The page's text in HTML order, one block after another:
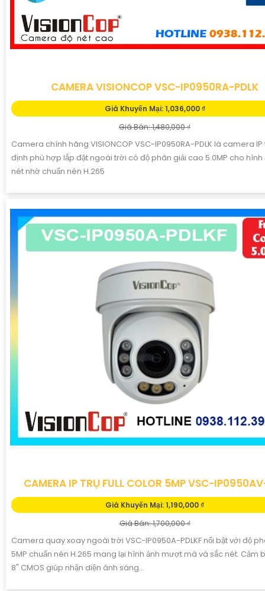
CAMERA VISIONCOP VSC-IP0950RA-PDLK
Giá Khuyến Mại: 1,036,000 ₫
Giá Bán: 1,480,000 ₫
Camera chính hãng VISIONCOP VSC-IP0950RA-PDLK là camera
định phù hợp lắp đặt ngoài trời có độ phân giải cao 5.0MP cho hình
nét nhờ chuẩn nén H.265
CAMERA IP TRỤ FULL COLOR 5MP VSC-
Giá Khuyến Mại: 1,190,000 ₫
Giá Bán: 1,700,000 ₫
Camera quay xoay ngoài trời VSC-IP0950A-PDLKF nổi bật với độ
5MP chuẩn nén H.265 mang lại hình ảnh mượt mà và sắc nét. Cảm
8" CMOS giúp nhận diện ánh sáng...